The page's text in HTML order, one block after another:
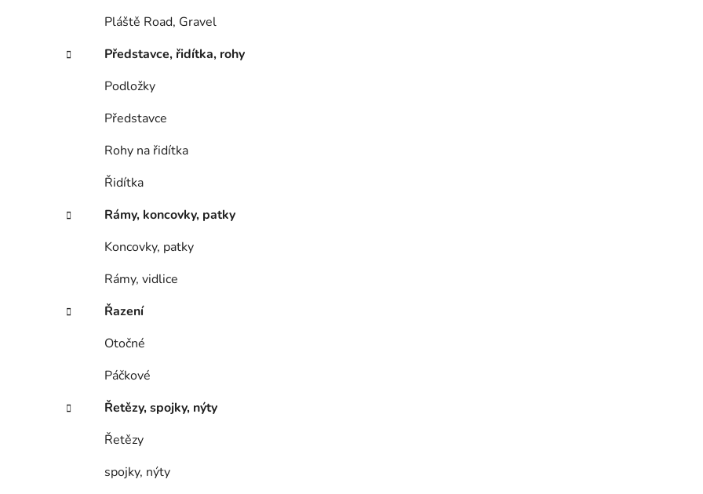
Pláště Road, Gravel
Představce, řidítka, rohy
Podložky
Představce
Rohy na řidítka
Řidítka
Rámy, koncovky, patky
Koncovky, patky
Rámy, vidlice
Řazení
Otočné
Páčkové
Řetězy, spojky, nýty
Řetězy
spojky, nýty